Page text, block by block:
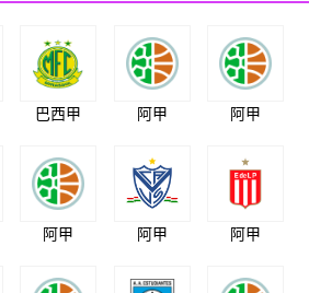
巴西甲 阿甲 阿甲
阿甲 阿甲 阿甲